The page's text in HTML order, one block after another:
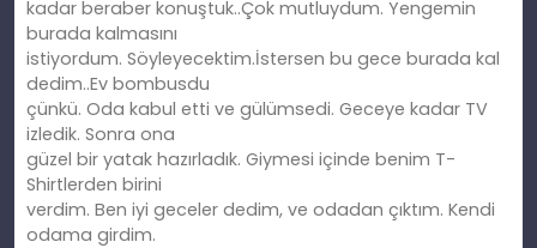
kadar beraber konuştuk..Çok mutluydum. Yengemin
burada kalmasını
istiyordum. Söyleyecektim.İstersen bu gece burada kal
dedim..Ev bombusdu
çünkü. Oda kabul etti ve gülümsedi. Geceye kadar TV
izledik. Sonra ona
güzel bir yatak hazırladık. Giymesi içinde benim T-
Shirtlerden birini
verdim. Ben iyi geceler dedim, ve odadan çıktım. Kendi
odama girdim.